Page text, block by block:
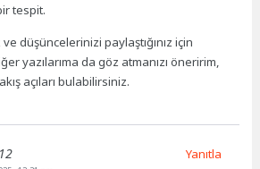
tespit.
düşüncelerinizi paylaştığınız için
yazılarıma da göz atmanızı öneririm,
açıları bulabilirsiniz.
Yanıtla